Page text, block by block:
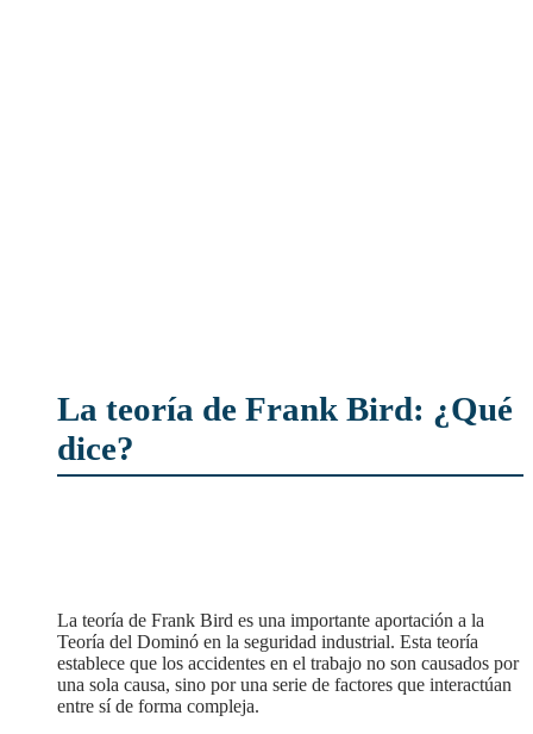
La teoría de Frank Bird: ¿Qué
dice?
La teoría de Frank Bird es una importante aportación a la
Teoría del Dominó en la seguridad industrial. Esta teoría
establece que los accidentes en el trabajo no son causados por
una sola causa, sino por una serie de factores que interactúan
entre sí de forma compleja.